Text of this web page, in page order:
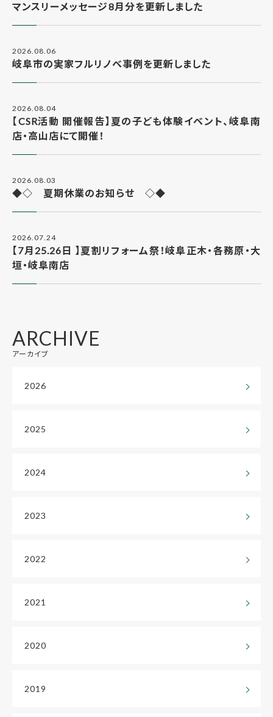
マンスリーメッセージ8月分を更新しました
2026.08.06
岐阜市の実家フルリノベ事例を更新しました
2026.08.04
【CSR活動 開催報告】夏の子ども体験イベント、岐阜南
店・高山店にて開催！
2026.08.03
◆◇ 夏期休業のお知らせ ◇◆
2026.07.24
【7月25.26日 】夏割リフォーム祭！岐阜正木・各務原・大
垣・岐阜南店
ARCHIVE
アーカイブ
2026
2025
2024
2023
2022
2021
2020
2019